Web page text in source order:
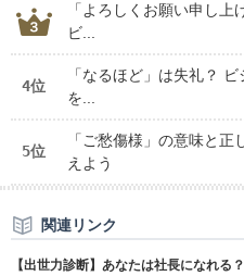
「よろしくお願い申し
ビ...
4位
「なるほど」は失礼？
を...
5位
「ご愁傷様」の意味と
えよう
関連リンク
【出世力診断】あなたは社長になれる